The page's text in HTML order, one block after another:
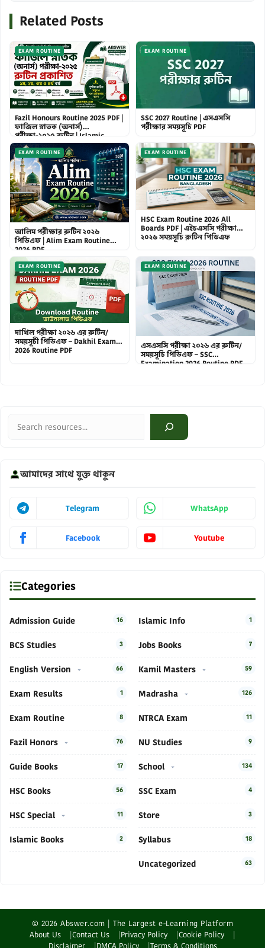
Related Posts
EXAM ROUTINE
Fazil Honours Routine 2025 PDF |
ফাজিল স্নাতক (অনার্স)
পরীক্ষা-২০২৫ রুটিন | Islamic
Arabic University
EXAM ROUTINE
SSC 2027 Routine | এসএসসি
পরীক্ষার সময়সূচি PDF
EXAM ROUTINE
আলিম পরীক্ষার রুটিন ২০২৬
পিডিএফ | Alim Exam Routine
2026 PDF
EXAM ROUTINE
HSC Exam Routine 2026 All
Boards PDF | এইচএসসি পরীক্ষা
২০২৬ সময়সূচি রুটিন পিডিএফ
EXAM ROUTINE
দাখিল পরীক্ষা ২০২৬ এর রুটিন/
সময়সূচী পিডিএফ – Dakhil Exam
2026 Routine PDF
EXAM ROUTINE
এসএসসি পরীক্ষা ২০২৬ এর রুটিন/
সময়সূচি পিডিএফ – SSC
Examination 2026 Routine PDF
আমাদের সাথে যুক্ত থাকুন
Telegram WhatsApp
Facebook Youtube
Categories
Admission Guide 16
BCS Studies 3
English Version 66
Exam Results 1
Exam Routine 8
Fazil Honors 76
Guide Books 17
HSC Books 56
HSC Special 11
Islamic Books 2
Islamic Info 1
Jobs Books 7
Kamil Masters 59
Madrasha 126
NTRCA Exam 11
NU Studies 9
School 134
SSC Exam 4
Store 3
Syllabus 18
Uncategorized 63
© 2026 Abswer.com | The Largest e-Learning Platform
About Us
Contact Us Privacy Policy
Cookie Policy